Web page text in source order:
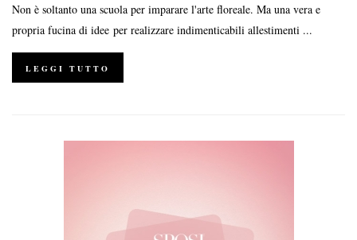
Non è soltanto una scuola per imparare l'arte floreale. Ma una vera e
propria fucina di idee per realizzare indimenticabili allestimenti ...
LEGGI TUTTO